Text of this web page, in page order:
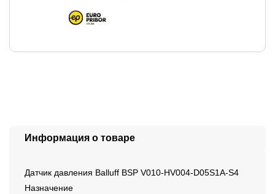
Информация о товаре
Датчик давления Balluff BSP V010-HV004-D05S1A-S4
Назначение